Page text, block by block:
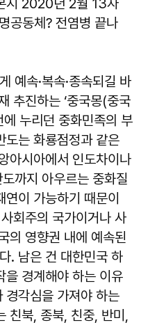
지 2020년 2월 13자
공동체? 전염병 끝나
예속·복속·종속되길 바
추진하는 ‘중국몽(중국
누리던 중화민족의 부
도는 화룡점정과 같은
아시아에서 인도차이나
까지 아우르는 중화질
이 가능하기 때문이
회주의 국가이거나 사
의 영향권 내에 예속된
. 남은 건 대한민국 하
을 경계해야 하는 이유
경각심을 가져야 하는
친북, 종북, 친중, 반미,